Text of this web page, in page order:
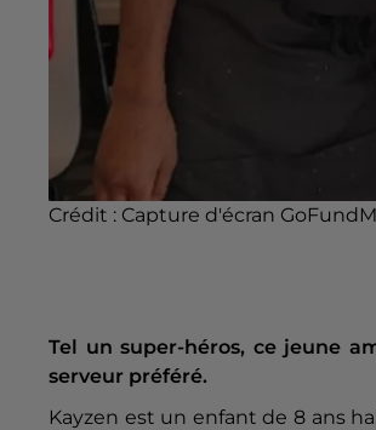
Crédit : Capture d'écran
Tel un super-héros, ce jeune
serveur préféré.
Kayzen est un enfant de 8 ans